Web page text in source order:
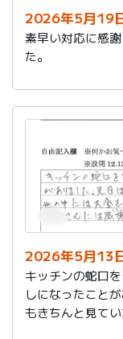
2026年5月19
素早い対応に感
た。
2026年5月13
キッチンの蛇口
しになったこと
もきちんと見てい